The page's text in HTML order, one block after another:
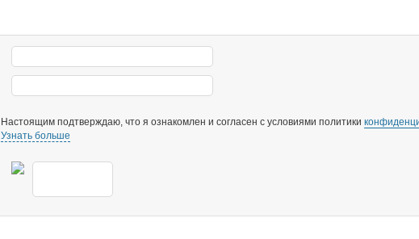
Настоящим подтверждаю, что я ознакомлен и согласен с условиями политики
Узнать больше